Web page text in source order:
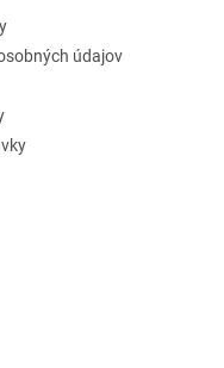
údajov